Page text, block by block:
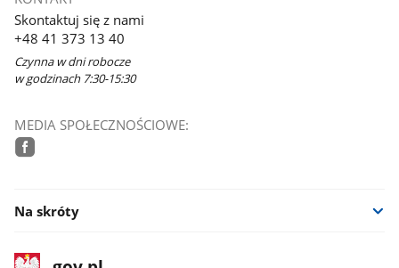
Skontaktuj się z nami
+48 41 373 13 40
Czynna w dni robocze
w godzinach 7:30-15:30
MEDIA SPOŁECZNOŚCIOWE:
Na skróty
stopka